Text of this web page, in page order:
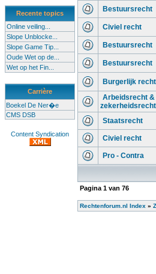
Recente topics
Online veiling...
Slope Unblocke...
Slope Game Tip...
Oude Wet op de...
Wet op het Fin...
Carrière
Boekel De Ner�e
CMS DSB
Content Syndication
Bestuursrecht
Civiel recht
Bestuursrecht
Bestuursrecht
Burgerlijk recht
Arbeidsrecht &
zekerheidsrecht
Staatsrecht
Civiel recht
Pro - Contra
Pagina 1 van 76
Rechtenforum.nl Index »